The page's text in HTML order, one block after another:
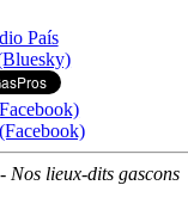
País
Nos lieux-dits gascons